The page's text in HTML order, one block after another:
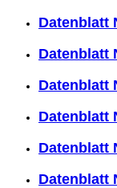
Datenblatt
Datenblatt
Datenblatt
Datenblatt
Datenblatt
Datenblatt